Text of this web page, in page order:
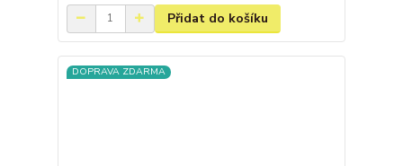
Přidat do košíku
DOPRAVA ZDARMA